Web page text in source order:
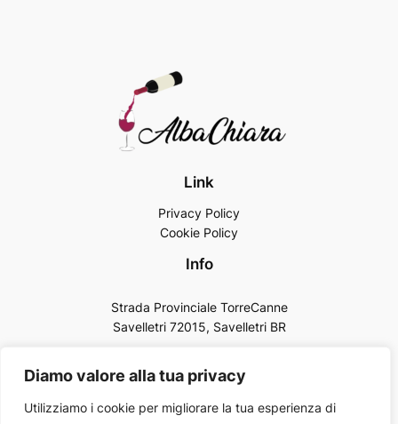
Diamo valore alla tua privacy
Utilizziamo i cookie per migliorare la tua esperienza di
Link
Privacy Policy
Cookie Policy
Info
Strada Provinciale TorreCanne
Savelletri 72015, Savelletri BR
Per prenotazioni: 339 536 5659